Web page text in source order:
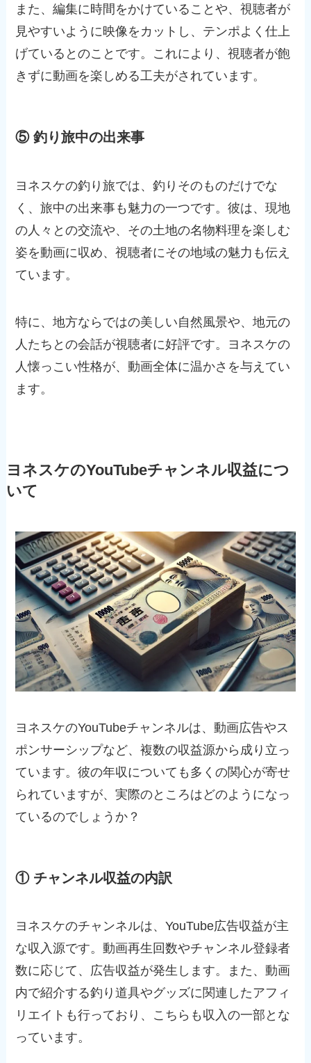
また、編集に時間をかけていることや、視聴者が
見やすいように映像をカットし、テンポよく仕上
げているとのことです。これにより、視聴者が飽
きずに動画を楽しめる工夫がされています。
⑤ 釣り旅中の出来事
ヨネスケの釣り旅では、釣りそのものだけでな
く、旅中の出来事も魅力の一つです。彼は、現地
の人々との交流や、その土地の名物料理を楽しむ
姿を動画に収め、視聴者にその地域の魅力も伝え
ています。
特に、地方ならではの美しい自然風景や、地元の
人たちとの会話が視聴者に好評です。ヨネスケの
人懐っこい性格が、動画全体に温かさを与えてい
ます。
ヨネスケのYouTubeチャンネル収益につ
いて
ヨネスケのYouTubeチャンネルは、動画広告やス
ポンサーシップなど、複数の収益源から成り立っ
ています。彼の年収についても多くの関心が寄せ
られていますが、実際のところはどのようになっ
ているのでしょうか？
① チャンネル収益の内訳
ヨネスケのチャンネルは、YouTube広告収益が主
な収入源です。動画再生回数やチャンネル登録者
数に応じて、広告収益が発生します。また、動画
内で紹介する釣り道具やグッズに関連したアフィ
リエイトも行っており、こちらも収入の一部とな
っています。